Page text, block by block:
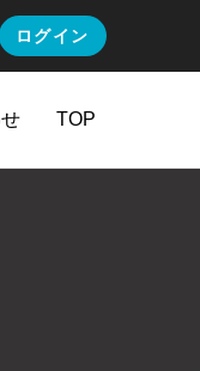
ログイン
TOP